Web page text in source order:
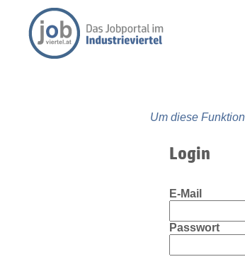
Um diese
Login
E-Mail
Passwort